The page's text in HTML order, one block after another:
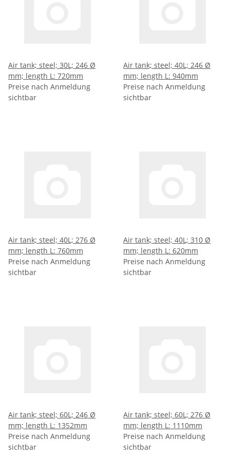
Air tank; steel; 30L; 246 Ø
mm; length L: 720mm
Preise nach Anmeldung
sichtbar
Air tank; steel; 40L; 246 Ø
mm; length L: 940mm
Preise nach Anmeldung
sichtbar
Air tank; steel; 40L; 276 Ø
mm; length L: 760mm
Preise nach Anmeldung
sichtbar
Air tank; steel; 40L; 310 Ø
mm; length L: 620mm
Preise nach Anmeldung
sichtbar
Air tank; steel; 60L; 246 Ø
mm; length L: 1352mm
Preise nach Anmeldung
sichtbar
Air tank; steel; 60L; 276 Ø
mm; length L: 1110mm
Preise nach Anmeldung
sichtbar